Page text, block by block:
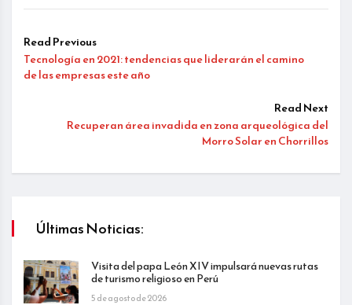
Read Previous
Tecnología en 2021: tendencias que liderarán el camino
de las empresas este año
Read Next
Recuperan área invadida en zona arqueológica del
Morro Solar en Chorrillos
Últimas Noticias:
Visita del papa León XIV impulsará nuevas rutas
de turismo religioso en Perú
5 de agosto de 2026